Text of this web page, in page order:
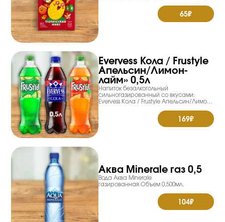
Белки 0гр. Углеводы 10гр
65₽
Evervess Кола / Frustyle
Апельсин/Лимон-
лайм» 0,5л
Напиток безалкогольный
сильногазированный со вкусами:
Evervess Кола / Frustyle Апельсин/Лимон-
на 100гр: Энерг.ценн.44 Ккал. Жиры 0гр.
Белки 0гр. Углеводы 11,1гр.
169₽
Аква Minerale газ 0,5
Вода Аква Minerale
газированная.Объем 0,500мл.
104₽